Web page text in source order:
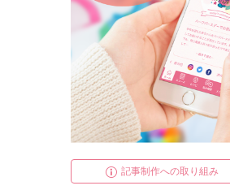
記事制作への取り組み